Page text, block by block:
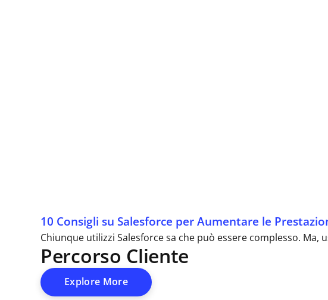
10 Consigli su Salesforce per Aumentare le
Chiunque utilizzi Salesforce sa che può essere complesso.
Percorso Cliente
Explore More